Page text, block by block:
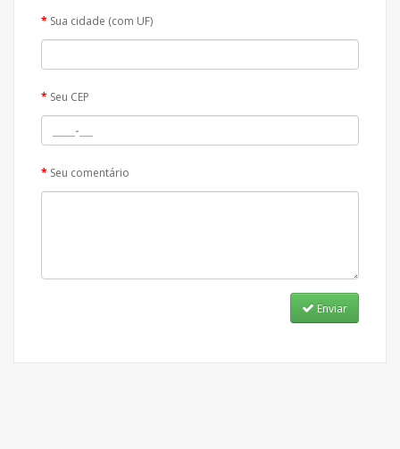
Sua cidade (com UF)
Seu CEP
Seu comentário
Enviar